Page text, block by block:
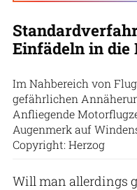
Einfädeln in die
Im Nahbereich von
gefährlichen
Anfliegende
Augenmerk auf
Copyright: Herzog
Will man allerdings